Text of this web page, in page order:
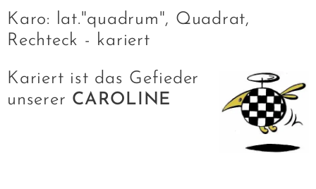
Karo: lat."quadrum", Quadrat,
Rechteck - kariert
Kariert ist das Gefieder
unserer CAROLINE